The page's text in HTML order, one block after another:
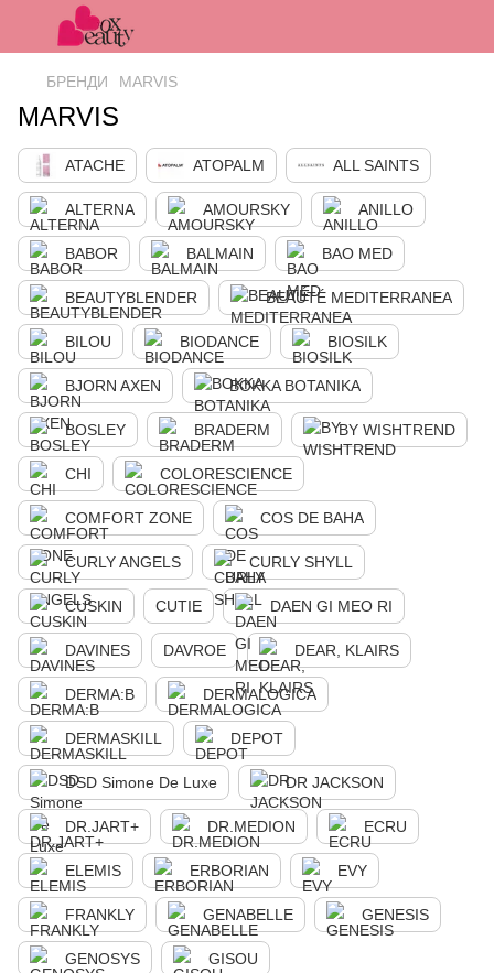
БРЕНДИ MARVIS
MARVIS
ATACHE ATOPALM ALL SAINTS
ALTERNA AMOURSKY ANILLO
BABOR BALMAIN BAO MED
BEAUTYBLENDER BEAUTÉ MEDITERRANEA
BILOU BIODANCE BIOSILK
BJORN AXEN BOKKA BOTANIKA
BOSLEY BRADERM BY WISHTREND
CHI COLORESCIENCE
COMFORT ZONE COS DE BAHA
CURLY ANGELS CURLY SHYLL
CUSKIN CUTIE DAEN GI MEO RI
DAVINES DAVROE DEAR, KLAIRS
DERMA:B DERMALOGICA
DERMASKILL DEPOT
DSD Simone De Luxe DR JACKSON
DR.JART+ DR.MEDION ECRU
ELEMIS ERBORIAN EVY
FRANKLY GENABELLE GENESIS
GENOSYS GISOU